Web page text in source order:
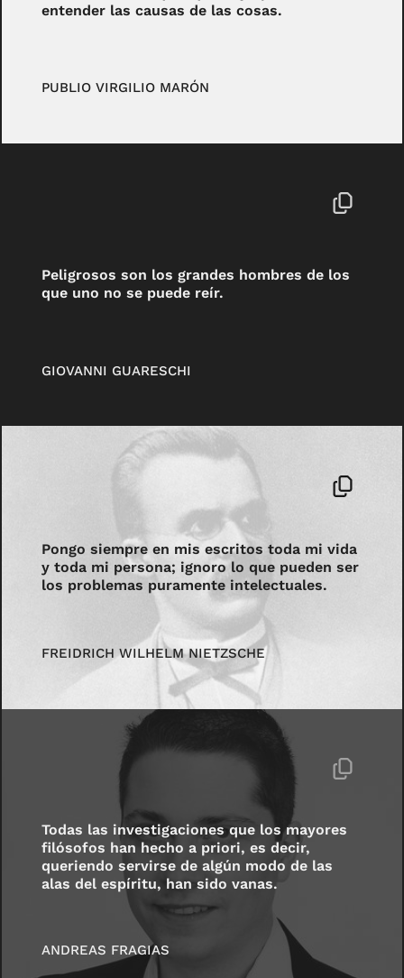
entender las causas de las cosas.
PUBLIO VIRGILIO MARÓN
Peligrosos son los grandes hombres de los
que uno no se puede reír.
GIOVANNI GUARESCHI
Pongo siempre en mis escritos toda mi vida
y toda mi persona; ignoro lo que pueden ser
los problemas puramente intelectuales.
FREIDRICH WILHELM NIETZSCHE
Todas las investigaciones que los mayores
filósofos han hecho a priori, es decir,
queriendo servirse de algún modo de las
alas del espíritu, han sido vanas.
ANDREAS FRAGIAS